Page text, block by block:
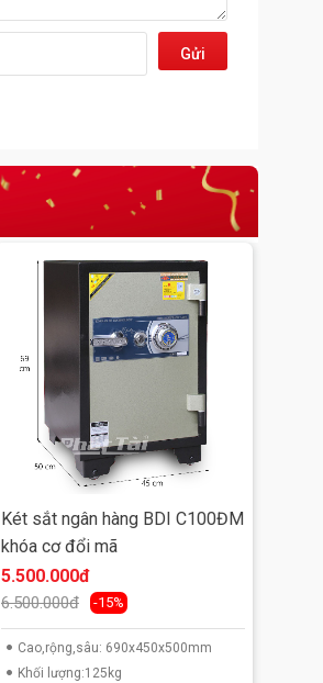
Gửi
Két sắt ngân hàng BDI C100ĐM
khóa cơ đổi mã
5.500.000đ
6.500.000đ -15%
Cao,rộng,sâu: 690x450x500mm
Khối lượng:125kg